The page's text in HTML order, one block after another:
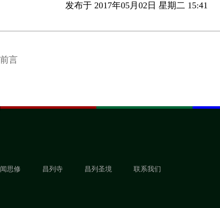
发布于 2017年05月02日 星期二 15:41
前言
闻思修 昌列寺 昌列圣境 联系我们